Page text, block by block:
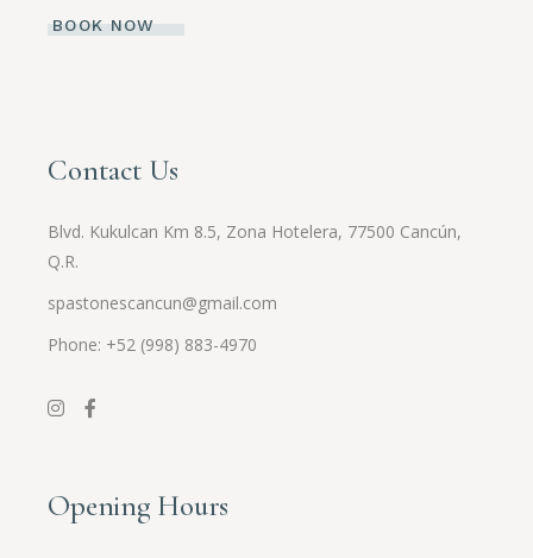
BOOK NOW
Contact Us
Blvd. Kukulcan Km 8.5, Zona Hotelera, 77500 Cancún,
Q.R.
spastonescancun@gmail.com
Phone: +52 (998) 883-4970
Opening Hours